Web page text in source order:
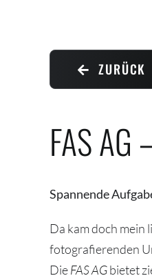
ZURÜCK
FAS
Spannende
Da kam doch mein
fotografierenden
DieFAS AGbietet